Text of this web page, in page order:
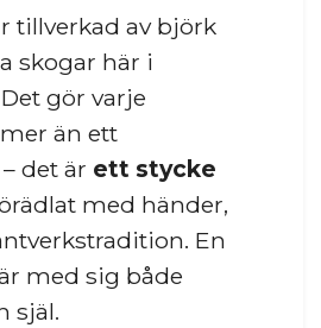
tillverkad av björk
skogar här i
gör varje
än ett
det är ett stycke
med händer,
En
med sig både
själ.